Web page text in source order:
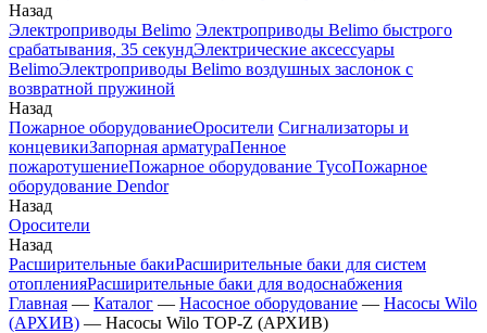
Назад
Электроприводы Belimo Электроприводы Belimo быстрого
срабатывания, 35 секундЭлектрические аксессуары
BelimoЭлектроприводы Belimo воздушных заслонок c
возвратной пружиной
Назад
Пожарное оборудованиеОросители Сигнализаторы и
концевикиЗапорная арматураПенное
пожаротушениеПожарное оборудование TycoПожарное
оборудование Dendor
Назад
Оросители
Назад
Расширительные бакиРасширительные баки для систем
отопленияРасширительные баки для водоснабжения
Главная — Каталог — Насосное оборудование — Насосы Wilo
(АРХИВ) — Насосы Wilo TOP-Z (АРХИВ)